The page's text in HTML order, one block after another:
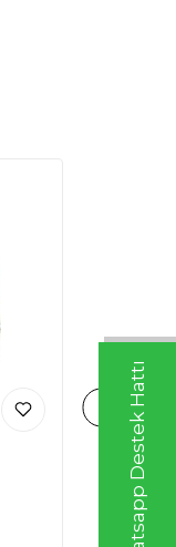
Whatsapp Destek Hattı
ERTÜRK